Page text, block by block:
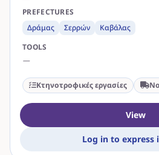
PREFECTURES
Δράμας
Σερρών
Καβάλας
TOOLS
—
Κτηνοτροφικές εργασίες
View
Log in to express